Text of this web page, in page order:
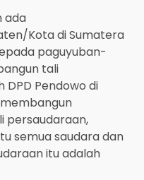
ada
Kota di Sumatera
paguyuban-
tali
DPD Pendowo di
persaudaraan,
semua saudara dan
itu adalah